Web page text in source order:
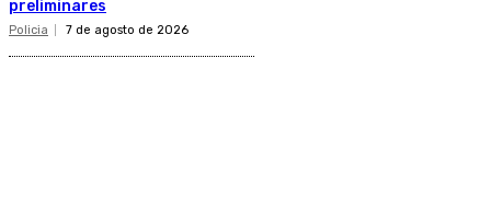
preliminares
Policia 7 de agosto de 2026